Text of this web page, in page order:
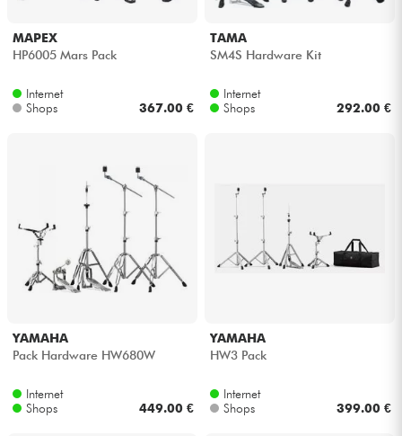
MAPEX
HP6005 Mars Pack
Internet
Shops
367.00 €
TAMA
SM4S Hardware Kit
Internet
Shops
292.00 €
YAMAHA
Pack Hardware HW680W
Internet
Shops
449.00 €
YAMAHA
HW3 Pack
Internet
Shops
399.00 €